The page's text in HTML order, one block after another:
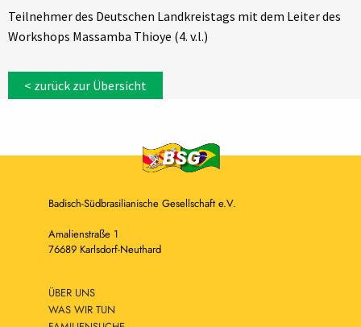
Teilnehmer des Deutschen Landkreistags mit dem Leiter des
Workshops Massamba Thioye (4. v.l.)
< zurück zur Übersicht
Badisch-Südbrasilianische Gesellschaft e.V.
Amalienstraße 1
76689 Karlsdorf-Neuthard
ÜBER UNS
WAS WIR TUN